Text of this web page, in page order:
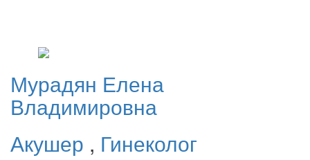
Мурадян Елена
Владимировна
Акушер , Гинеколог